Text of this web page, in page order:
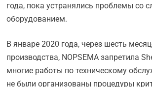
года, пока устранялись проблемы со
оборудованием.
В январе 2020 года, через шесть
производства, NOPSEMA запретила
многие работы по техническому
не были организованы процедуры